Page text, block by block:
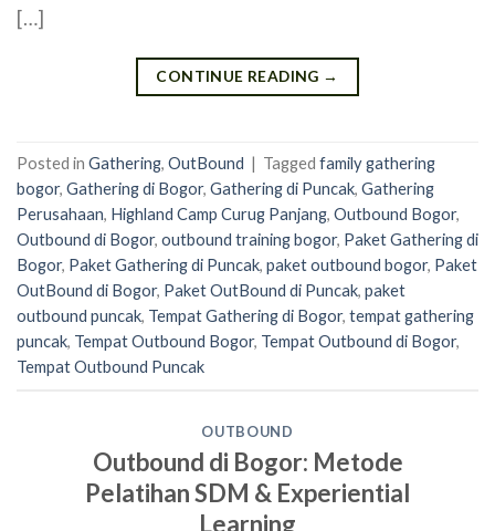
[…]
CONTINUE READING →
Posted in Gathering, OutBound | Tagged family gathering
bogor, Gathering di Bogor, Gathering di Puncak, Gathering
Perusahaan, Highland Camp Curug Panjang, Outbound Bogor,
Outbound di Bogor, outbound training bogor, Paket Gathering di
Bogor, Paket Gathering di Puncak, paket outbound bogor, Paket
OutBound di Bogor, Paket OutBound di Puncak, paket
outbound puncak, Tempat Gathering di Bogor, tempat gathering
puncak, Tempat Outbound Bogor, Tempat Outbound di Bogor,
Tempat Outbound Puncak
OUTBOUND
Outbound di Bogor: Metode
Pelatihan SDM & Experiential
Learning